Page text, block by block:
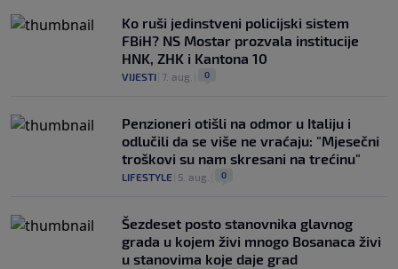
Ko ruši jedinstveni policijski sistem
FBiH? NS Mostar prozvala institucije
HNK, ZHK i Kantona 10
VIJESTI 7. aug. 0
Penzioneri otišli na odmor u Italiju i
odlučili da se više ne vraćaju: "Mjesečni
troškovi su nam skresani na trećinu"
LIFESTYLE 5. aug. 0
Šezdeset posto stanovnika glavnog
grada u kojem živi mnogo Bosanaca živi
u stanovima koje daje grad